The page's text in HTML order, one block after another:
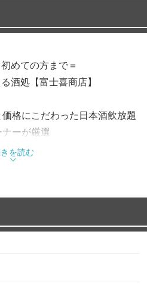
めての方まで＝
酒処【富士喜商店】
格にこだわった日本酒飲放題
ーが厳選
円
放題付きコース
飲放付〉4500円
プレミアム飲放付〉5300円
レミアム飲題付〉5800円
を読む